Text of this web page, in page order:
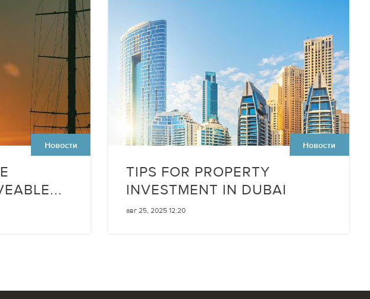
Новости Новости
TIPS FOR PROPERTY
INVESTMENT IN DUBAI
авг 25, 2025 12:20